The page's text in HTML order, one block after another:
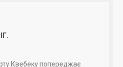
Квебеку попереджає